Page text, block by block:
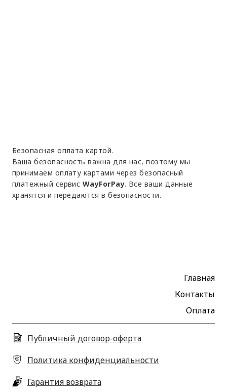
Безопасная оплата картой.
Ваша безопасность важна для нас, поэтому мы
принимаем оплату картами через безопасный
платежный сервис WayForPay. Все ваши данные
хранятся и передаются в безопасности.
Главная
Контакты
Оплата
Публичный договор-оферта
Политика конфиденциальности
Гарантия возврата